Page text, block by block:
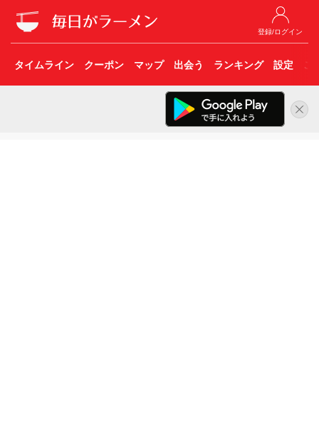
登録/ログイン
タイムライン クーポン マップ 出会う ランキング 設定 こ